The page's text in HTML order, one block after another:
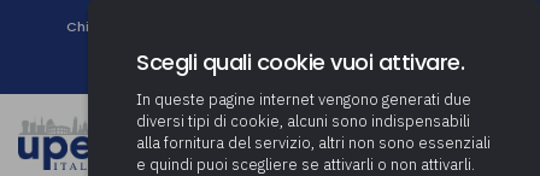
Chi siamo
Newsletter
Scegli quali cookie vuoi attivare.
In queste pagine internet vengono generati due
diversi tipi di cookie, alcuni sono indispensabili
alla fornitura del servizio, altri non sono essenziali
e quindi puoi scegliere se attivarli o non attivarli.